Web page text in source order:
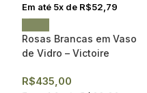
Em até 5x de R$52,79
Rosas Brancas em Vaso
de Vidro – Victoire
R$435,00